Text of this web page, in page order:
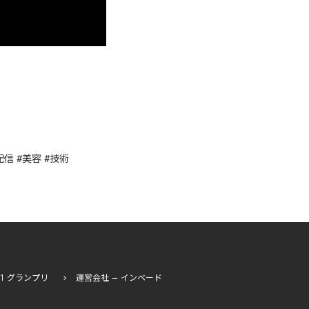
信 #美容 #技術
グランプリ 運営会社 – インベード